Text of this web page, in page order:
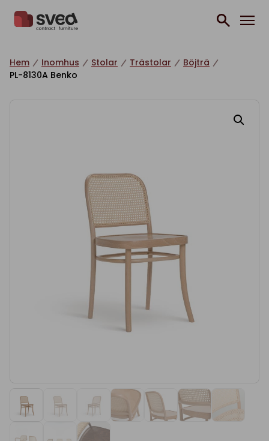
Hem Inomhus Stolar Trästolar
Böjträ
PL-8130A Benko